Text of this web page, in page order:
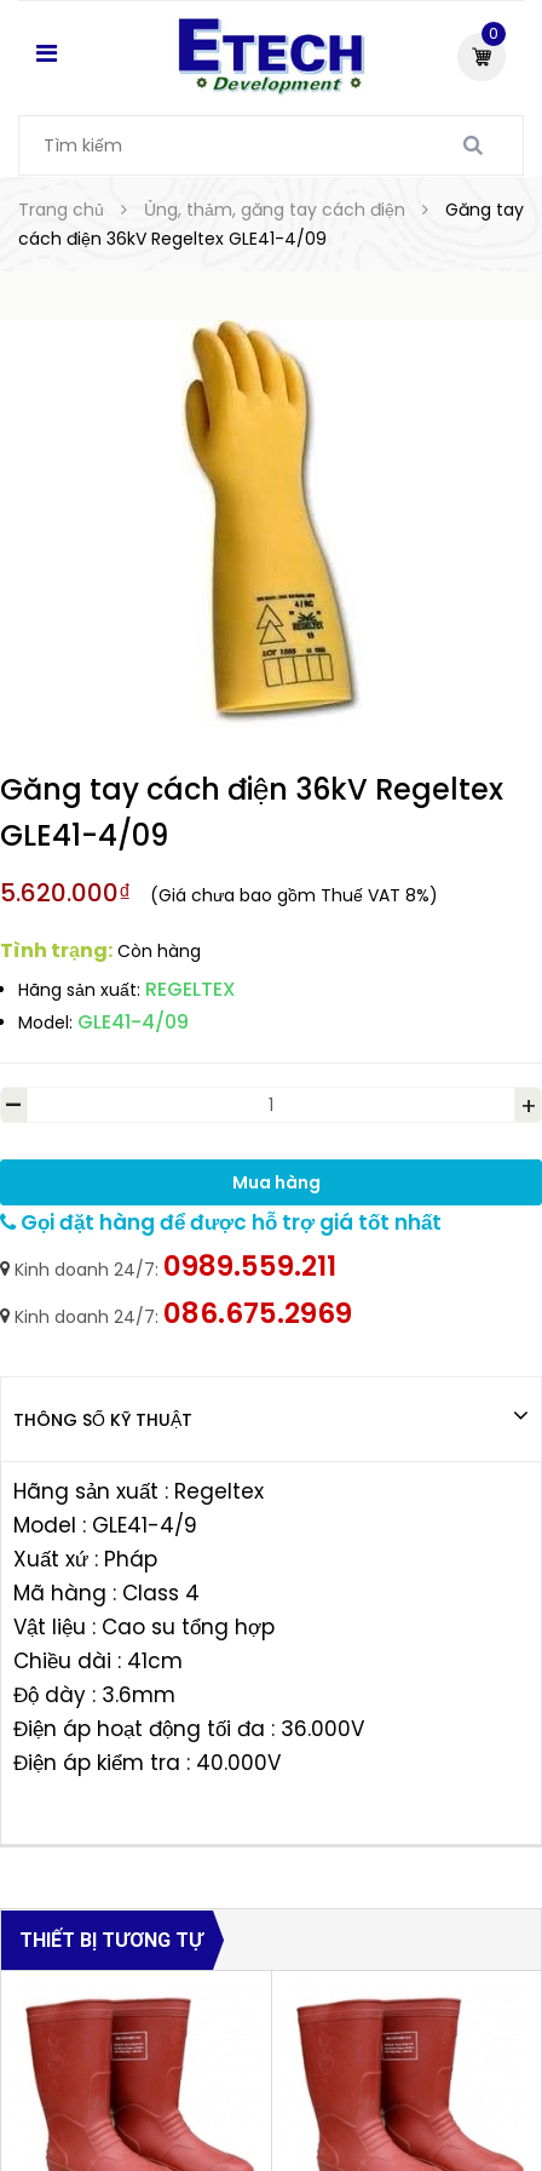
0
Trang chủ Ủng, thảm, găng tay cách điện
Găng tay
cách điện 36kV Regeltex GLE41-4/09
Găng tay cách điện 36kV Regeltex
GLE41-4/09
5.620.000₫ (Giá chưa bao gồm Thuế VAT 8%)
Tình trạng: Còn hàng
Hãng sản xuất: REGELTEX
Model: GLE41-4/09
- +
Mua hàng
Gọi đặt hàng để được hỗ trợ giá tốt nhất
Kinh doanh 24/7: 0989.559.211
Kinh doanh 24/7: 086.675.2969
THÔNG SỐ KỸ THUẬT
Hãng sản xuất : Regeltex
Model : GLE41-4/9
Xuất xứ : Pháp
Mã hàng : Class 4
Vật liệu : Cao su tổng hợp
Chiều dài : 41cm
Độ dày : 3.6mm
Điện áp hoạt động tối đa : 36.000V
Điện áp kiểm tra : 40.000V
THIẾT BỊ TƯƠNG TỰ